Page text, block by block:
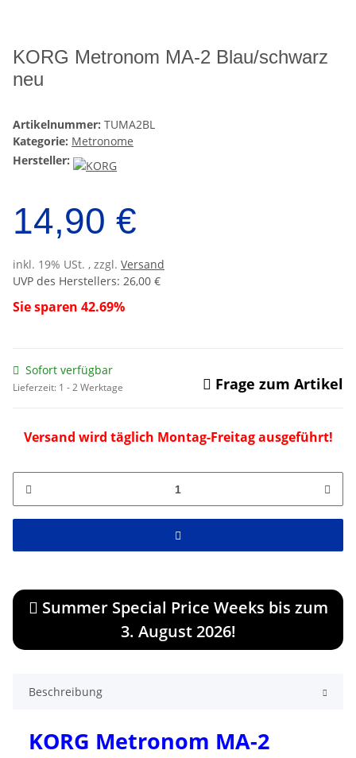
KORG Metronom MA-2 Blau/schwarz
neu
Artikelnummer: TUMA2BL
Kategorie: Metronome
Hersteller:
14,90 €
inkl. 19% USt. , zzgl. Versand
UVP des Herstellers: 26,00 €
Sie sparen 42.69%
Sofort verfügbar
Lieferzeit: 1 - 2 Werktage Frage zum Artikel
Versand wird täglich Montag-Freitag ausgeführt!
Summer Special Price Weeks bis zum
3. August 2026!
Beschreibung
KORG Metronom MA-2